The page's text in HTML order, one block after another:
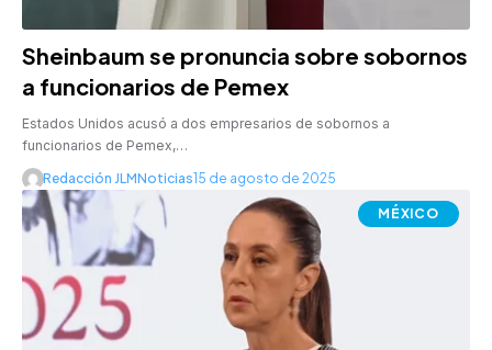
Sheinbaum se pronuncia sobre sobornos
a funcionarios de Pemex
Estados Unidos acusó a dos empresarios de sobornos a
funcionarios de Pemex,…
Redacción JLMNoticias15 de agosto de 2025
MÉXICO